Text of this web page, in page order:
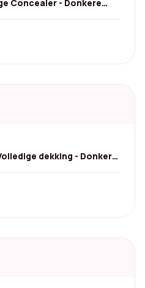
Concealer - Donkere
dekking - Donkere